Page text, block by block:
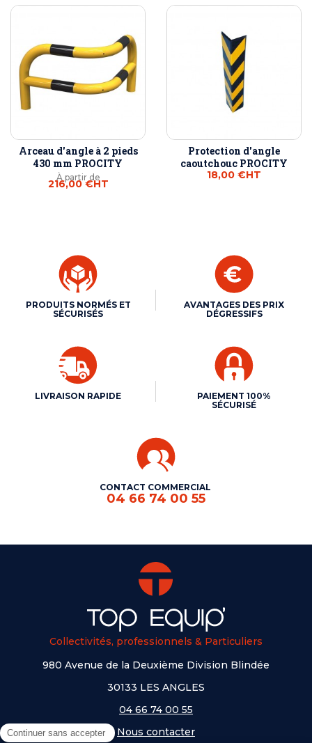
Arceau d'angle à 2 pieds
430 mm PROCITY
À partir de
216,00 €HT
Protection d'angle
caoutchouc PROCITY
18,00 €HT
PRODUITS NORMÉS ET
SÉCURISÉS
AVANTAGES DES PRIX
DÉGRESSIFS
LIVRAISON RAPIDE
PAIEMENT 100%
SÉCURISÉ
CONTACT COMMERCIAL
04 66 74 00 55
Collectivités, professionnels & Particuliers
980 Avenue de la Deuxième Division Blindée
30133 LES ANGLES
04 66 74 00 55
Nous contacter